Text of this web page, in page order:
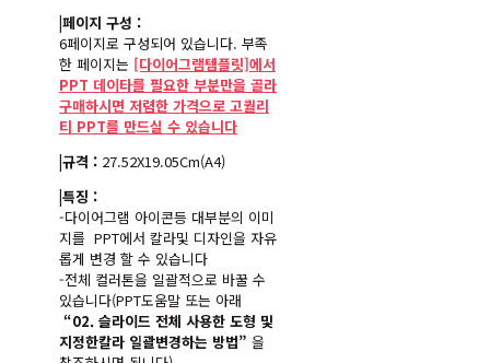
|페이지 구성 :
6페이지로 구성되어 있습니다. 부족
한 페이지는 [다이어그램템플릿]에서
PPT 데이타를 필요한 부분만을 골라
구매하시면 저렴한 가격으로 고퀄리
티 PPT를 만드실 수 있습니다
|규격 : 27.52X19.05Cm(A4)
|특징 :
-다이어그램 아이콘등 대부분의 이미
지를 PPT에서 칼라및 디자인을 자유
롭게 변경 할 수 있습니다
-전체 컬러톤을 일괄적으로 바꿀 수
있습니다(PPT도움말 또는 아래
“02. 슬라이드 전체 사용한 도형 및
지정한칼라 일괄변경하는 방법” 을